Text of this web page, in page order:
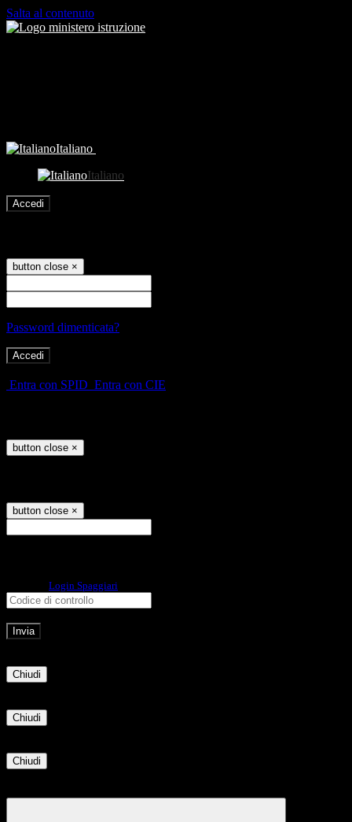
Salta al contenuto
Italiano
Italiano
Accedi
button close ×
Password dimenticata?
Entra con SPID Entra con CIE
button close ×
button close ×
Login Spaggiari
Chiudi
Chiudi
Chiudi